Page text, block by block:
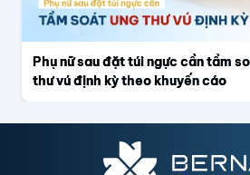
Phụ nữ sau đặt túi ngực cần tầm
thư vú định kỳ theo khuyến cáo